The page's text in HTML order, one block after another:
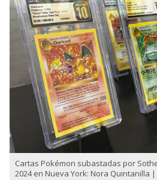
Cartas Pokémon subastadas por
2024 en Nueva York: Nora Quintanilla |